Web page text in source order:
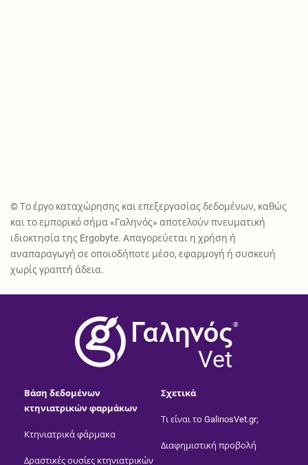
© Το έργο καταχώρησης και επεξεργασίας δεδομένων, καθώς
και το εμπορικό σήμα «Γαληνός» αποτελούν πνευματική
ιδιοκτησία της Ergobyte. Απαγορεύεται η χρήση ή
αναπαραγωγή σε οποιοδήποτε μέσο, εφαρμογή ή συσκευή
χωρίς γραπτή άδεια.
®
Vet
Βάση δεδομένων
κτηνιατρικών φαρμάκων
Κτηνιατρικά φάρμακα
Δραστικές ουσίες κτηνιατρικών
Σχετικά
Τι είναι το GalinosVet.gr;
Διαφημιστική προβολή